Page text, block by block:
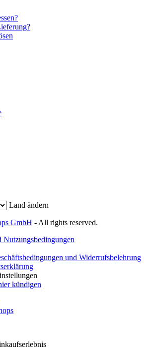
Land ändern
GmbH - All rights reserved.
Nutzungsbedingungen
und Widerrufsbelehrung
kündigen